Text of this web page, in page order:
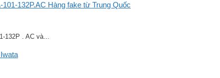
132P.AC Hàng fake từ Trung Quốc
132P . AC và...